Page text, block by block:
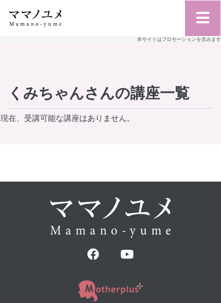
本サイトはプロモーションを含みます
くみちゃんさんの講座一覧
現在、受講可能な講座はありません。